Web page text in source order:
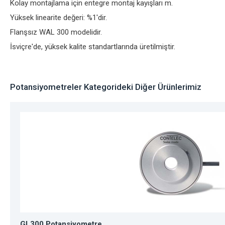
Kolay montajlama için entegre montaj kayışları m.
Yüksek linearite değeri: %1'dir.
Flanşsız WAL 300 modelidir.
İsviçre'de, yüksek kalite standartlarında üretilmiştir.
Potansiyometreler Kategorideki Diğer Ürünlerimiz